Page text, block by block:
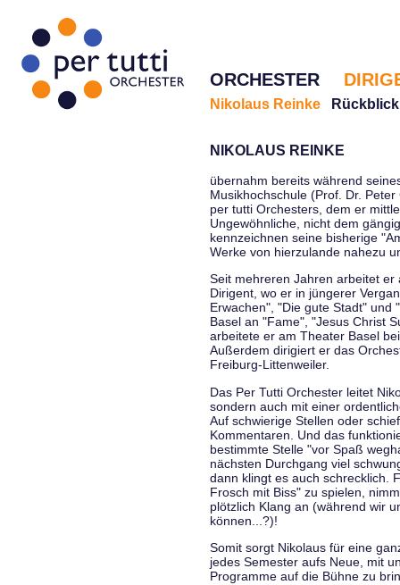
ORCHESTER
Nikolaus Reinke Rückblick
NIKOLAUS REINKE
übernahm bereits während
Musikhochschule (Prof. Dr.
per tutti Orchesters, dem er
Ungewöhnliche, nicht dem
kennzeichnen seine bisherige
Werke von hierzulande nahezu
Seit mehreren Jahren arbeitet
Dirigent, wo er in jüngerer
Erwachen", "Die gute Stadt" und
Basel an "Fame", "Jesus Christ
arbeitete er am Theater Basel
Außerdem dirigiert er das
Freiburg-Littenweiler.
Das Per Tutti Orchester leitet
sondern auch mit einer
Auf schwierige Stellen oder
Kommentaren. Und das
bestimmte Stelle "vor Spaß
nächsten Durchgang viel
dann klingt es auch schrecklich.
Frosch mit Biss" zu spielen,
plötzlich Klang an (während wir
können...?)!
Somit sorgt Nikolaus für eine
jedes Semester aufs Neue, mit
Programme auf die Bühne zu